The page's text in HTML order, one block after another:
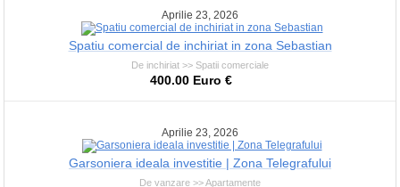
Aprilie 23, 2026
Spatiu comercial de inchiriat in zona Sebastian
De inchiriat >> Spatii comerciale
400.00 Euro €
Aprilie 23, 2026
Garsoniera ideala investitie | Zona Telegrafului
De vanzare >> Apartamente